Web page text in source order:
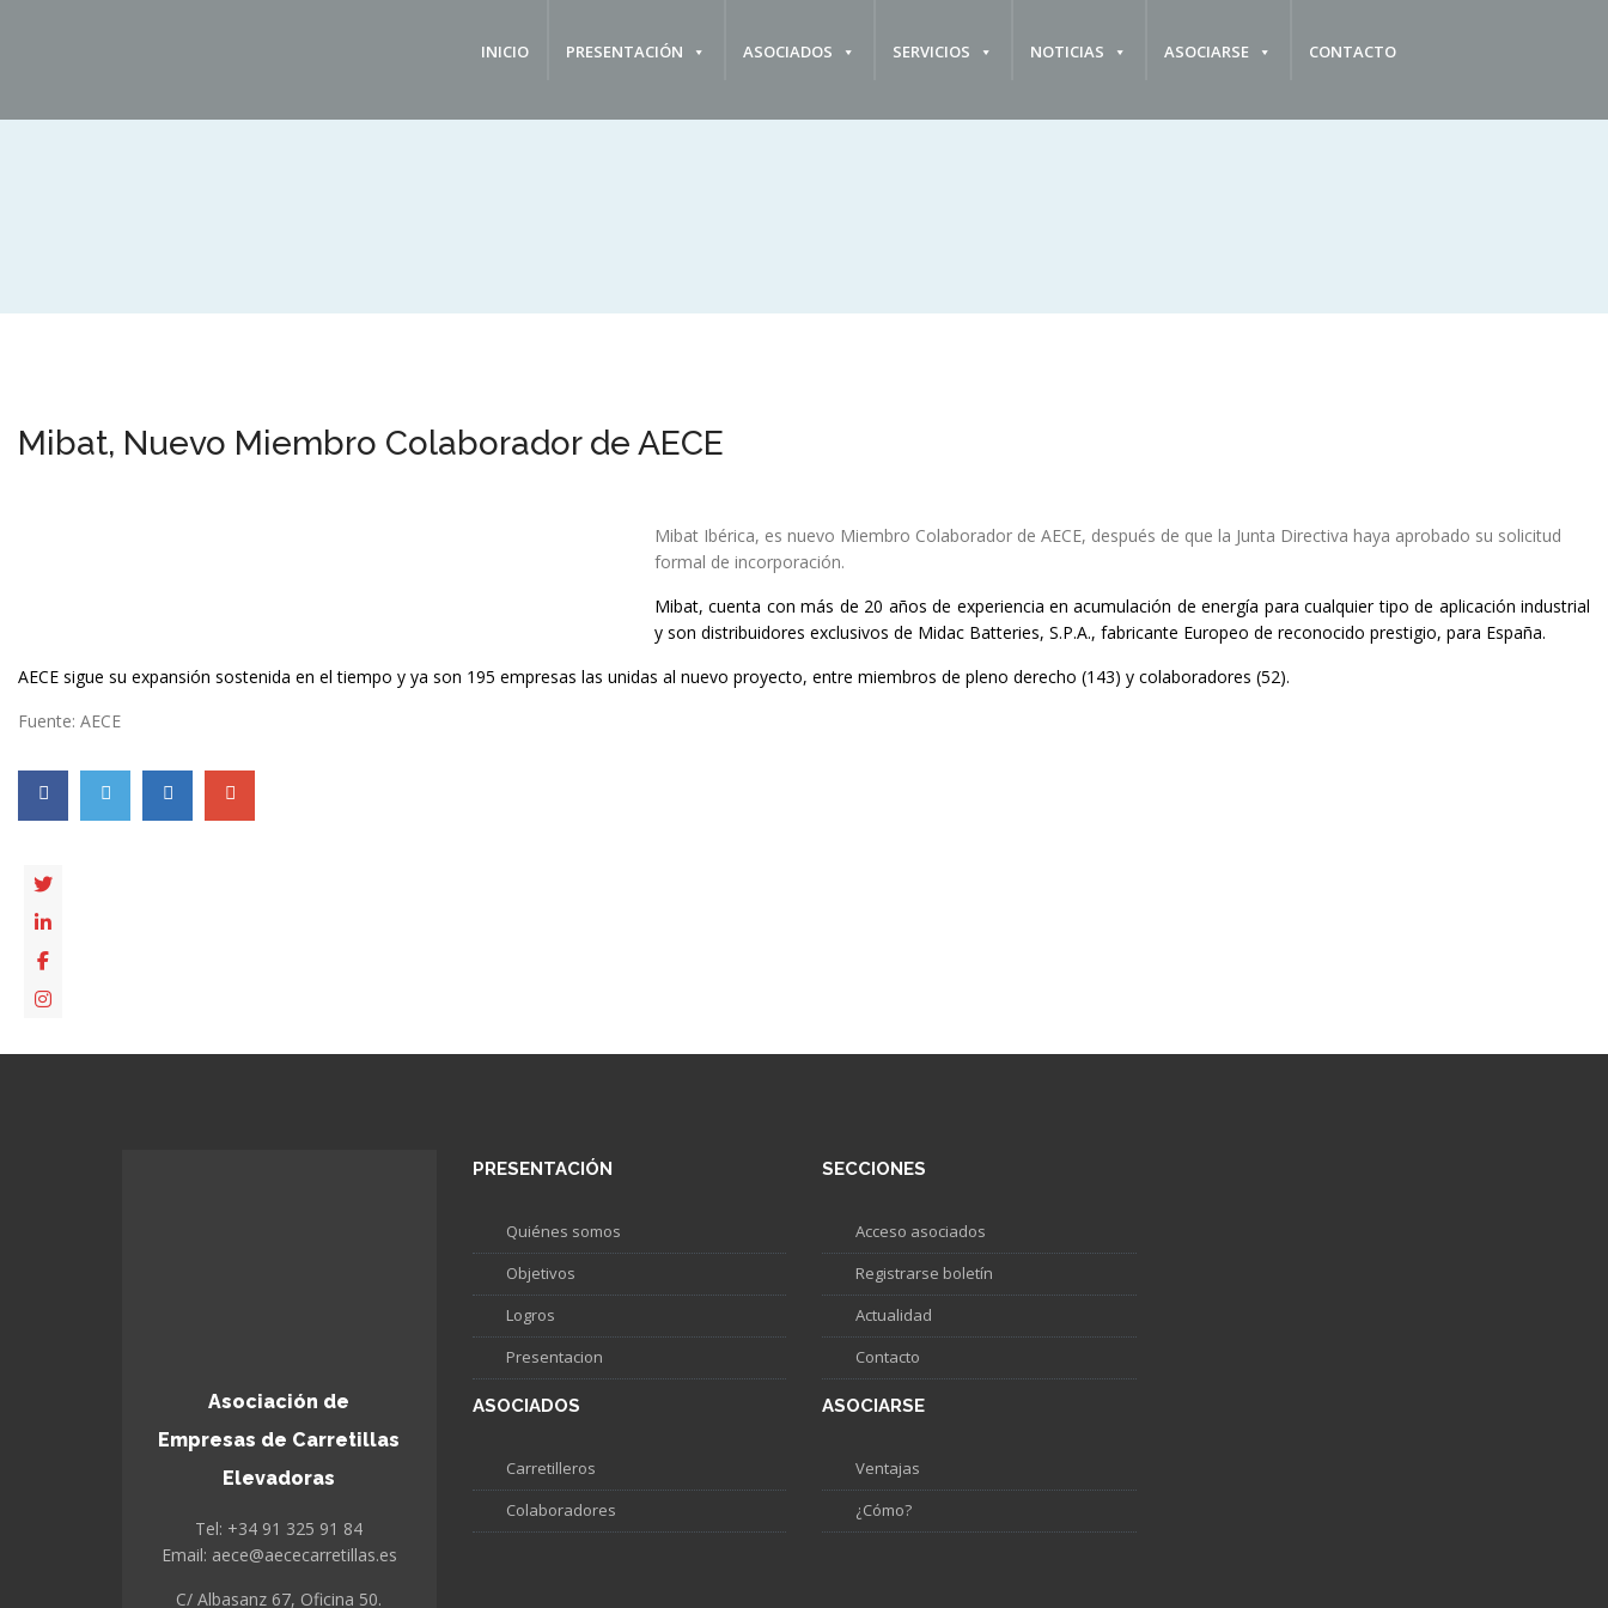
INICIO PRESENTACIÓN ASOCIADOS SERVICIOS NOTICIAS ASOCIARSE CONTACTO
Mibat, Nuevo Miembro Colaborador de AECE
Mibat Ibérica, es nuevo Miembro Colaborador de AECE, después de que la Junta Directiva haya aprobado su solicitud
formal de incorporación.
Mibat, cuenta con más de 20 años de experiencia en acumulación de energía para cualquier tipo de aplicación industrial
y son distribuidores exclusivos de Midac Batteries, S.P.A., fabricante Europeo de reconocido prestigio, para España.
AECE sigue su expansión sostenida en el tiempo y ya son 195 empresas las unidas al nuevo proyecto, entre miembros de pleno derecho (143) y colaboradores (52).
Fuente: AECE
Asociación de
Empresas de Carretillas
Elevadoras
Tel: +34 91 325 91 84
Email: aece@aececarretillas.es
C/ Albasanz 67, Oficina 50.
PRESENTACIÓN
Quiénes somos
Objetivos
Logros
Presentacion
ASOCIADOS
Carretilleros
Colaboradores
SECCIONES
Acceso asociados
Registrarse boletín
Actualidad
Contacto
ASOCIARSE
Ventajas
¿Cómo?